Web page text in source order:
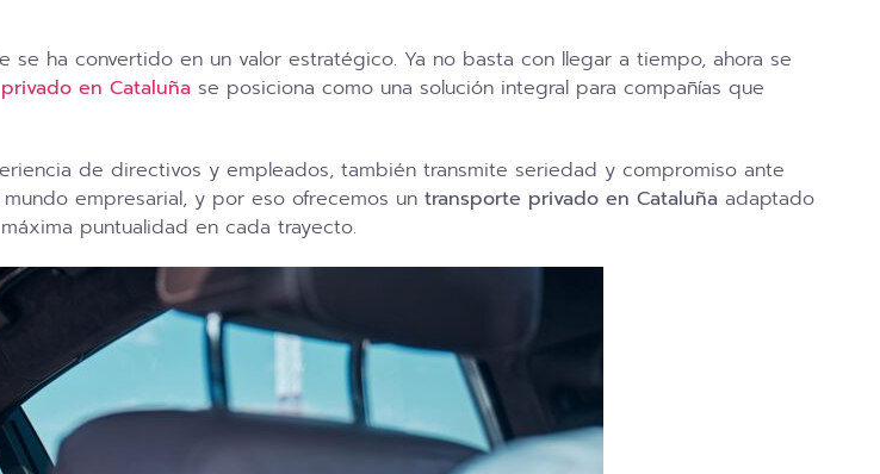
ha convertido en un valor estratégico. Ya no basta con llegar a tiempo, ahora se
en Cataluña se posiciona como una solución integral para compañías que
de directivos y empleados, también transmite seriedad y compromiso ante
empresarial, y por eso ofrecemos un transporte privado en Cataluña adaptado
puntualidad en cada trayecto.